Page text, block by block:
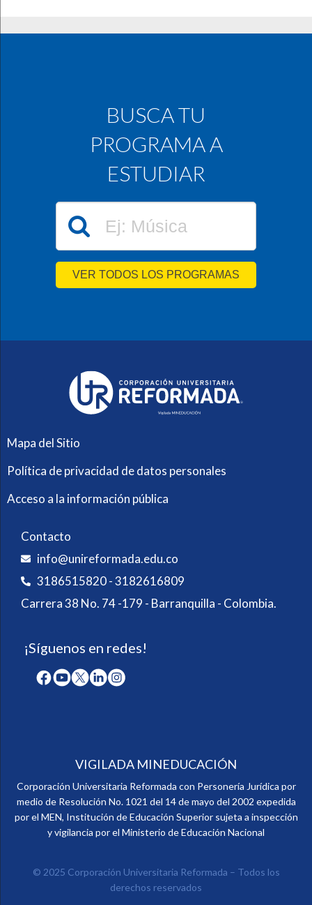
BUSCA TU
PROGRAMA A
ESTUDIAR
VER TODOS LOS PROGRAMAS
Mapa del Sitio
Política de privacidad de datos personales
Acceso a la información pública
Contacto
info@unireformada.edu.co
3186515820 - 3182616809
Carrera 38 No. 74 -179 - Barranquilla - Colombia.
¡Síguenos en redes!
VIGILADA MINEDUCACIÓN
Corporación Universitaria Reformada con Personería Jurídica por
medio de Resolución No. 1021 del 14 de mayo del 2002 expedida
por el MEN, Institución de Educación Superior sujeta a inspección
y vigilancia por el Ministerio de Educación Nacional
© 2025 Corporación Universitaria Reformada – Todos los
derechos reservados